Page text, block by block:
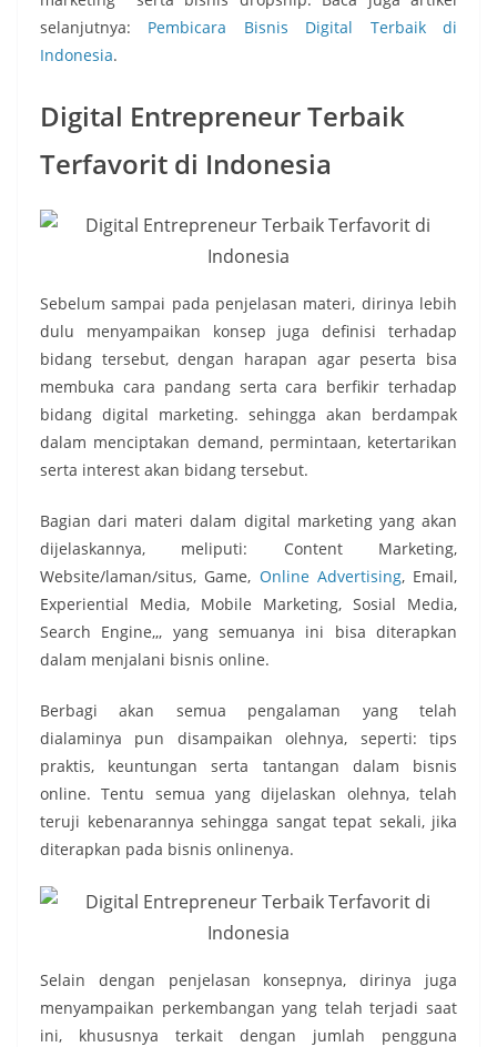
selanjutnya: Pembicara Bisnis Digital Terbaik di
Indonesia.
Digital Entrepreneur Terbaik
Terfavorit di Indonesia
Sebelum sampai pada penjelasan materi, dirinya lebih
dulu menyampaikan konsep juga definisi terhadap
bidang tersebut, dengan harapan agar peserta bisa
membuka cara pandang serta cara berfikir terhadap
bidang digital marketing. sehingga akan berdampak
dalam menciptakan demand, permintaan, ketertarikan
serta interest akan bidang tersebut.
Bagian dari materi dalam digital marketing yang akan
dijelaskannya, meliputi: Content Marketing,
Website/laman/situs, Game, Online Advertising, Email,
Experiential Media, Mobile Marketing, Sosial Media,
Search Engine,,, yang semuanya ini bisa diterapkan
dalam menjalani bisnis online.
Berbagi akan semua pengalaman yang telah
dialaminya pun disampaikan olehnya, seperti: tips
praktis, keuntungan serta tantangan dalam bisnis
online. Tentu semua yang dijelaskan olehnya, telah
teruji kebenarannya sehingga sangat tepat sekali, jika
diterapkan pada bisnis onlinenya.
Selain dengan penjelasan konsepnya, dirinya juga
menyampaikan perkembangan yang telah terjadi saat
ini, khususnya terkait dengan jumlah pengguna